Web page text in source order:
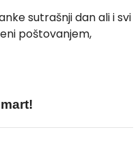
sutrašnji dan ali i svi
poštovanjem,